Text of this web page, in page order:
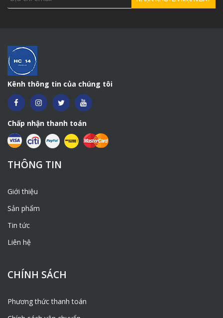
Kênh thông tin của chúng tôi
Chấp nhận thanh toán
THÔNG TIN
Giới thiệu
Sản phẩm
Tin tức
Liên hệ
CHÍNH SÁCH
Phương thức thanh toán